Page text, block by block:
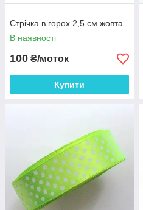
Стрічка в горох 2,5 см жовта
В наявності
100 ₴/моток
Купити